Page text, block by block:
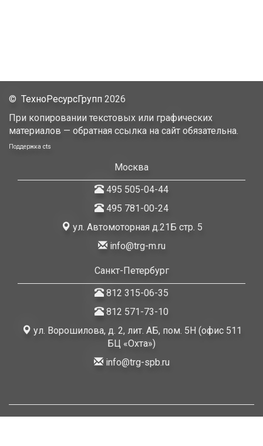
© ТехноРесурсГрупп 2026
При копировании текстовых или графических
материалов — обратная ссылка на сайт обязательна.
Поддержка cts
Москва
495 505-04-44
495 781-00-24
ул. Автомоторная д.21Б стр. 5
info@trg-m.ru
Санкт-Петербург
812 315-06-35
812 571-73-10
ул. Ворошилова, д. 2, лит. АБ, пом. 5Н (офис 511
БЦ «Охта»)
info@trg-spb.ru